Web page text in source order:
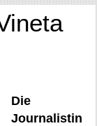
Die
Journalistin